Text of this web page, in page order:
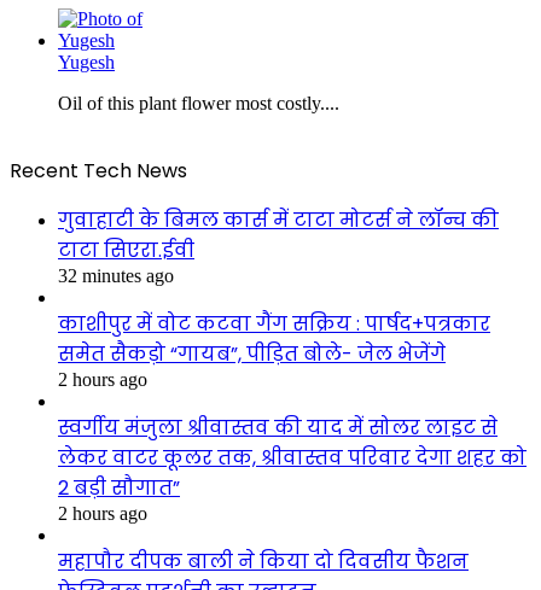
Yugesh
Oil of this plant flower most costly....
Recent Tech News
गुवाहाटी के बिमल कार्स में टाटा मोटर्स ने लॉन्च की
टाटा सिएरा.ईवी
32 minutes ago
काशीपुर में वोट कटवा गैंग सक्रिय : पार्षद+पत्रकार
समेत सैकड़ो “गायब”, पीड़ित बोले- जेल भेजेंगे
2 hours ago
स्वर्गीय मंजुला श्रीवास्तव की याद में सोलर लाइट से
लेकर वाटर कूलर तक, श्रीवास्तव परिवार देगा शहर को
2 बड़ी सौगात”
2 hours ago
महापौर दीपक बाली ने किया दो दिवसीय फैशन